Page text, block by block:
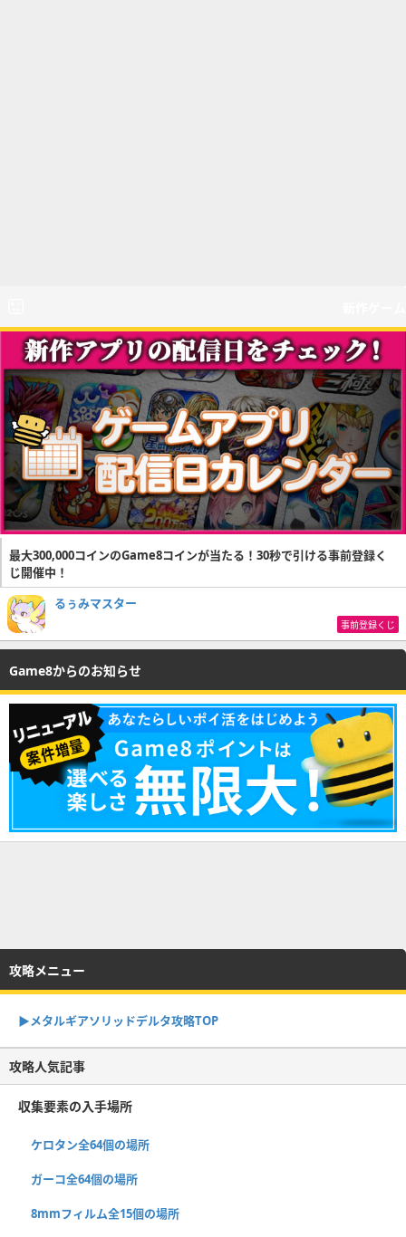
最大300,000コインのGame8コインが当たる！30秒で引ける事前登録く
じ開催中！
るぅみマスター
事前登録くじ
Game8からのお知らせ
攻略メニュー
▶︎メタルギアソリッドデルタ攻略TOP
攻略人気記事
収集要素の入手場所
ケロタン全64個の場所
ガーコ全64個の場所
8mmフィルム全15個の場所